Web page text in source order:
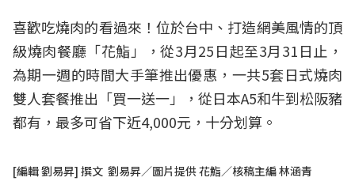
喜歡吃燒肉的看過來！位於台中、打造網美風情的頂
級燒肉餐廳「花鮨」，從3月25日起至3月31日止，
為期一週的時間大手筆推出優惠，一共5套日式燒肉
雙人套餐推出「買一送一」，從日本A5和牛到松阪豬
都有，最多可省下近4,000元，十分划算。
[編輯 劉易昇] 撰文 劉易昇／圖片提供 花鮨／核稿主編 林涵青